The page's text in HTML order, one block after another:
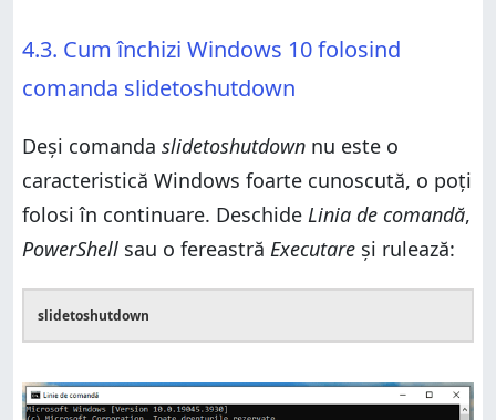
4.3. Cum închizi Windows 10 folosind
comanda slidetoshutdown
Deși comanda slidetoshutdown nu este o
caracteristică Windows foarte cunoscută, o poți
folosi în continuare. Deschide Linia de comandă,
PowerShell sau o fereastră Executare și rulează:
slidetoshutdown